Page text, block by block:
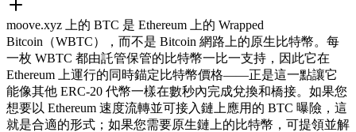
moove.xyz 上的 BTC 是 Ethereum 上的 Wrapped
Bitcoin（WBTC），而不是 Bitcoin 網路上的原生比特幣。每
一枚 WBTC 都由託管保管的比特幣一比一支持，因此它在
Ethereum 上運行的同時錨定比特幣價格——正是這一點讓它
能像其他 ERC-20 代幣一樣在數秒內完成兌換和橋接。如果您
想要以 Ethereum 速度流轉並可接入鏈上應用的 BTC 曝險，這
就是合適的形式；如果您需要原生鏈上的比特幣，可提領並解